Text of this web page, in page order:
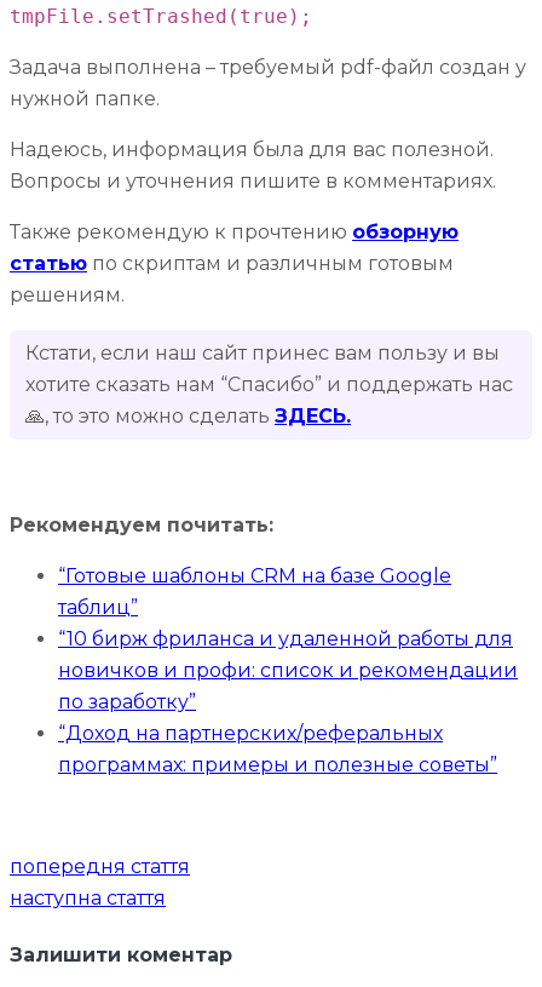
tmpFile.setTrashed(true);
Задача выполнена – требуемый pdf-файл создан у
нужной папке.
Надеюсь, информация была для вас полезной.
Вопросы и уточнения пишите в комментариях.
Также рекомендую к прочтению обзорную
статью по скриптам и различным готовым
решениям.
Кстати, если наш сайт принес вам пользу и вы
хотите сказать нам “Спасибо” и поддержать нас
🙏, то это можно сделать ЗДЕСЬ.
Рекомендуем почитать:
“Готовые шаблоны CRM на базе Google
таблиц”
“10 бирж фриланса и удаленной работы для
новичков и профи: список и рекомендации
по заработку”
“Доход на партнерских/реферальных
программах: примеры и полезные советы”
Навігація
записів
попередня стаття
наступна стаття
Залишити коментар